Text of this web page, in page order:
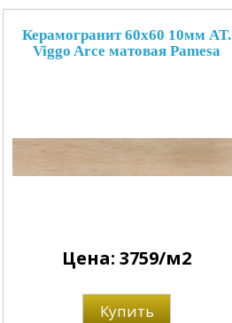
Керамогранит 60x60 10мм AT.
Viggo Arce матовая Pamesa
Цена: 3759/м2
Купить